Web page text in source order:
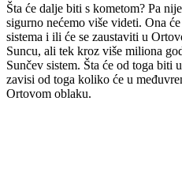
Šta će dalje biti s kometom? Pa
sigurno nećemo više videti. Ona
sistema i ili će se zaustaviti u
Suncu, ali tek kroz više miliona
Sunčev sistem. Šta će od toga biti
zavisi od toga koliko će u
Ortovom oblaku.